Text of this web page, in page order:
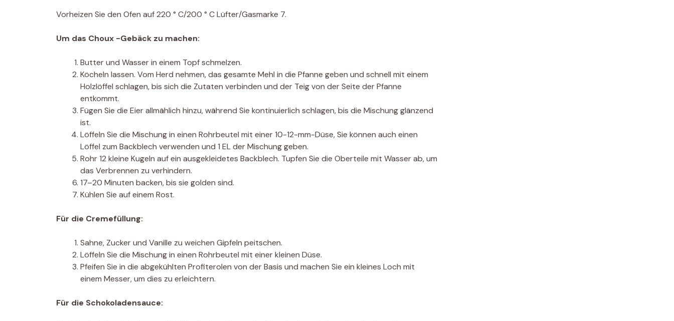
Vorheizen Sie den Ofen auf 220 ° C/200 ° C Lüfter/Gasmarke 7.
Um das Choux -Gebäck zu machen:
Butter und Wasser in einem Topf schmelzen.
Köcheln lassen. Vom Herd nehmen, das gesamte Mehl in die Pfanne geben und schnell mit einem
Holzlöffel schlagen, bis sich die Zutaten verbinden und der Teig von der Seite der Pfanne
entkommt.
Fügen Sie die Eier allmählich hinzu, während Sie kontinuierlich schlagen, bis die Mischung glänzend
ist.
Löffeln Sie die Mischung in einen Rohrbeutel mit einer 10-12-mm-Düse, Sie können auch einen
Löffel zum Backblech verwenden und 1 EL der Mischung geben.
Rohr 12 kleine Kugeln auf ein ausgekleidetes Backblech. Tupfen Sie die Oberteile mit Wasser ab, um
das Verbrennen zu verhindern.
17–20 Minuten backen, bis sie golden sind.
Kühlen Sie auf einem Rost.
Für die Cremefüllung:
Sahne, Zucker und Vanille zu weichen Gipfeln peitschen.
Löffeln Sie die Mischung in einen Rohrbeutel mit einer kleinen Düse.
Pfeifen Sie in die abgekühlten Profiterolen von der Basis und machen Sie ein kleines Loch mit
einem Messer, um dies zu erleichtern.
Für die Schokoladensauce: